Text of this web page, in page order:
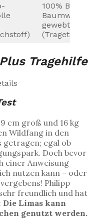
100% Bio-
Baumwolle
gewebt
Tragehilfe
cm groß und 16 kg
Wildfang in den
getragen; egal ob
Doch bevor
einer Anweisung
nutzen kann – oder
Philipp
freundlich und hat
Die Limas kann
genutzt werden.